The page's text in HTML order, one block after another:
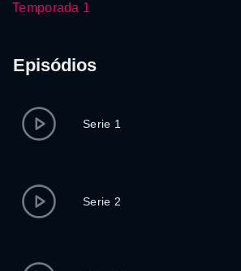
Temporada 1
Episódios
Serie 1
Serie 2